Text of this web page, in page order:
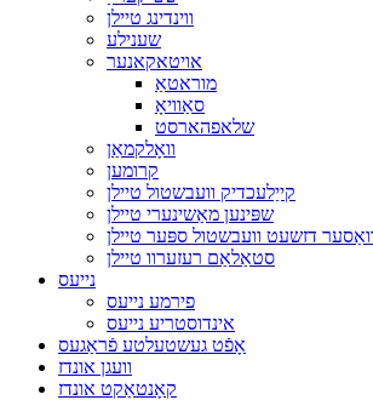
ווינדינג טיילן
שענילע
אויטאקאנער
מוראטאַ
סאַוויאָ
שלאפהארסט
וואָלקמאַן
קרומען
קייַלעכדיק וועבשטול טיילן
שפּינען מאַשינערי טיילן
וואַסער דזשעט וועבשטול ספּער טיילן
סטאַלאַם רעזערוו טיילן
נייעס
פירמע נייעס
אינדוסטריע נייעס
אָפֿט געשטעלטע פֿראַגעס
וועגן אונדז
קאָנטאַקט אונדז